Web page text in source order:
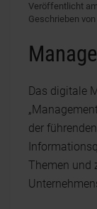
Veröffentlicht
Geschrieben
Das digitale
der
Themen und